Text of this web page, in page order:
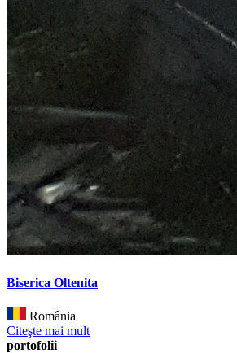
Biserica Oltenita
România
Citeşte mai mult
portofolii